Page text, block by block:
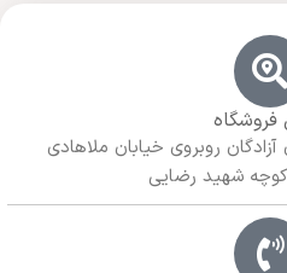
روبروی خیابان ملاهادی
شهید رضایی